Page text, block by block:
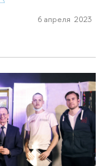
6 апреля 2023